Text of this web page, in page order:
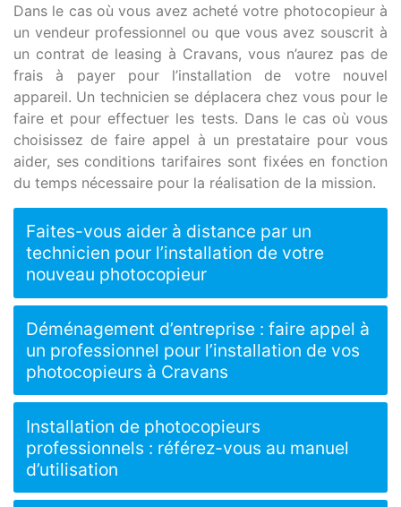
Dans le cas où vous avez acheté votre photocopieur à
un vendeur professionnel ou que vous avez souscrit à
un contrat de leasing à Cravans, vous n’aurez pas de
frais à payer pour l’installation de votre nouvel
appareil. Un technicien se déplacera chez vous pour le
faire et pour effectuer les tests. Dans le cas où vous
choisissez de faire appel à un prestataire pour vous
aider, ses conditions tarifaires sont fixées en fonction
du temps nécessaire pour la réalisation de la mission.
Faites-vous aider à distance par un
technicien pour l’installation de votre
nouveau photocopieur
Déménagement d’entreprise : faire appel à
un professionnel pour l’installation de vos
photocopieurs à Cravans
Installation de photocopieurs
professionnels : référez-vous au manuel
d’utilisation